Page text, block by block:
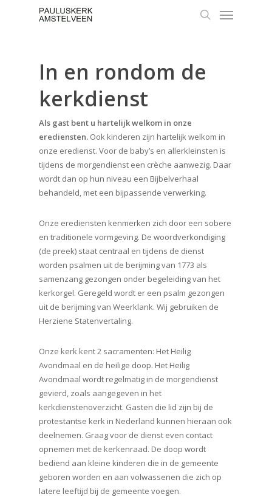
Menu
In en rondom de
kerkdienst
Als gast bent u hartelijk welkom in onze
erediensten. Ook kinderen zijn hartelijk welkom in
onze eredienst. Voor de baby’s en allerkleinsten is
tijdens de morgendienst een crèche aanwezig. Daar
wordt dan op hun niveau een Bijbelverhaal
behandeld, met een bijpassende verwerking.
Onze erediensten kenmerken zich door een sobere
en traditionele vormgeving. De woordverkondiging
(de preek) staat centraal en tijdens de dienst
worden psalmen uit de berijming van 1773 als
samenzang gezongen onder begeleiding van het
kerkorgel. Geregeld wordt er een psalm gezongen
uit de berijming van Weerklank. Wij gebruiken de
Herziene Statenvertaling.
Onze kerk kent 2 sacramenten: Het Heilig
Avondmaal en de heilige doop. Het Heilig
Avondmaal wordt regelmatig in de morgendienst
gevierd, zoals aangegeven in het
kerkdienstenoverzicht. Gasten die lid zijn bij de
protestantse kerk in Nederland kunnen hieraan ook
deelnemen. Graag voor de dienst even contact
opnemen met de kerkenraad. De doop wordt
bediend aan kleine kinderen die in de gemeente
geboren worden en aan volwassenen die zich op
latere leeftijd bij de gemeente voegen.